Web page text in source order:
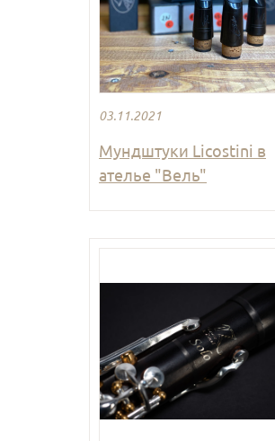
03.11.2021
Мундштуки Licostini в
ателье "Вель"